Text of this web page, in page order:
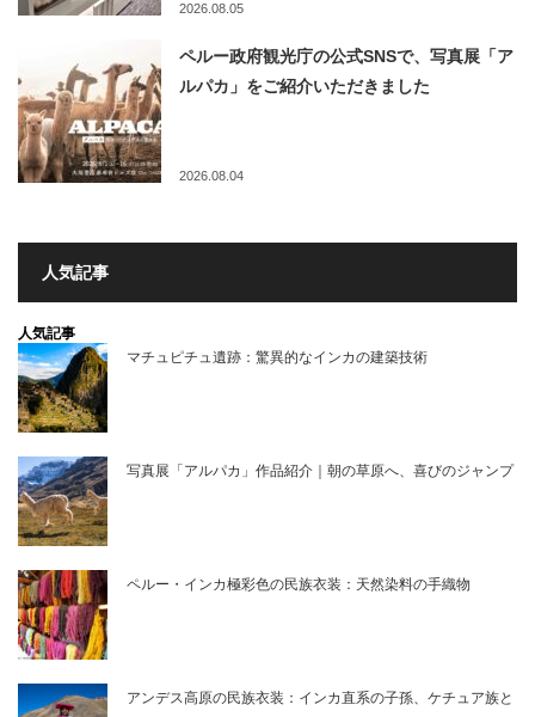
2026.08.05
ペルー政府観光庁の公式SNSで、写真展「ア
ルパカ」をご紹介いただきました
2026.08.04
人気記事
人気記事
マチュピチュ遺跡：驚異的なインカの建築技術
写真展「アルパカ」作品紹介｜朝の草原へ、喜びのジャンプ
ペルー・インカ極彩色の民族衣装：天然染料の手織物
アンデス高原の民族衣装：インカ直系の子孫、ケチュア族と